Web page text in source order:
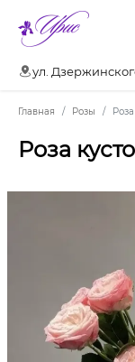
ул.
Главная Розы
Роза